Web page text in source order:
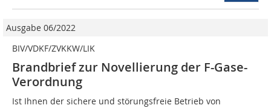
Ausgabe 06/2022
BIV/VDKF/ZVKKW/LIK
Brandbrief zur Novellierung der F-Gase-
Verordnung
Ist Ihnen der sichere und störungsfreie Betrieb von